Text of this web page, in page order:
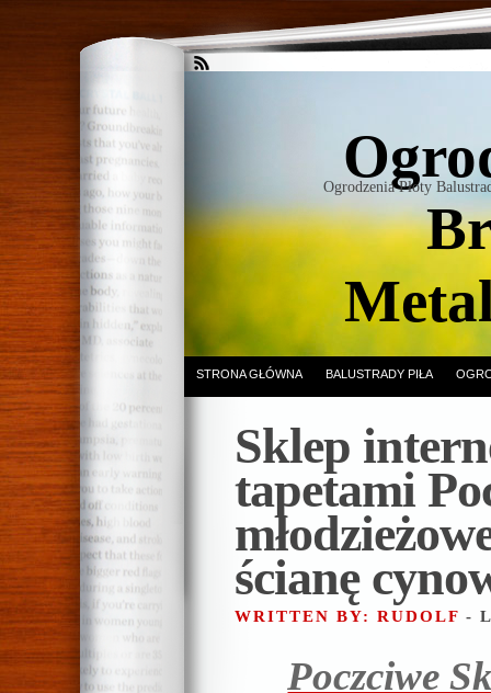
Ogrodzenia Płoty
STRONA GŁÓWNA BALUSTRADY PIŁA
Sklep
tapetami
ścianę
WRITTEN BY: RUDOLF -
Poczciwe